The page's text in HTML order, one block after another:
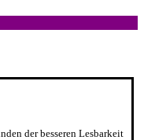
der besseren Lesbarkeit